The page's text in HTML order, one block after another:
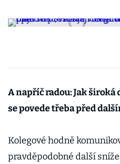
A napříč radou: Jak široká
se povede třeba před
Kolegové hodně
pravděpodobné další